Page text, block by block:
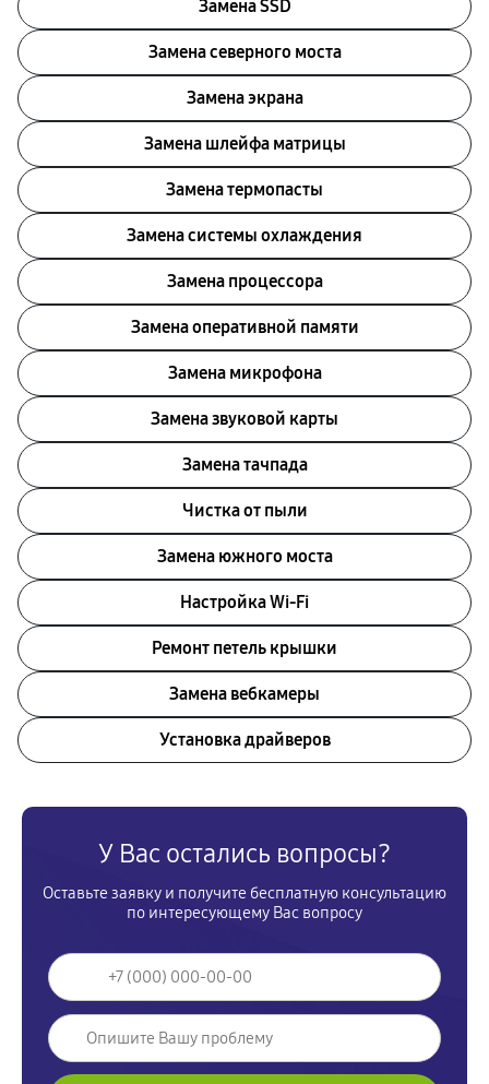
Замена SSD
Замена северного моста
Замена экрана
Замена шлейфа матрицы
Замена термопасты
Замена системы охлаждения
Замена процессора
Замена оперативной памяти
Замена микрофона
Замена звуковой карты
Замена тачпада
Чистка от пыли
Замена южного моста
Настройка Wi-Fi
Ремонт петель крышки
Замена вебкамеры
Установка драйверов
У Вас остались вопросы?
Оставьте заявку и получите бесплатную консультацию
по интересующему Вас вопросу